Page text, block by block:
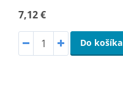
7,12 €
Do košíka